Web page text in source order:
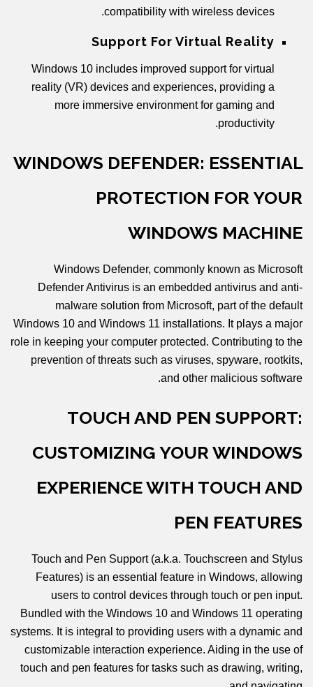
compatibility with wireless devices.
Support For Virtual Reality
Windows 10 includes improved support for virtual
reality (VR) devices and experiences, providing a
more immersive environment for gaming and
productivity.
WINDOWS DEFENDER: ESSENTIAL
PROTECTION FOR YOUR
WINDOWS MACHINE
Windows Defender, commonly known as Microsoft
Defender Antivirus is an embedded antivirus and anti-
malware solution from Microsoft, part of the default
Windows 10 and Windows 11 installations. It plays a major
role in keeping your computer protected. Contributing to the
prevention of threats such as viruses, spyware, rootkits,
and other malicious software.
TOUCH AND PEN SUPPORT:
CUSTOMIZING YOUR WINDOWS
EXPERIENCE WITH TOUCH AND
PEN FEATURES
Touch and Pen Support (a.k.a. Touchscreen and Stylus
Features) is an essential feature in Windows, allowing
users to control devices through touch or pen input.
Bundled with the Windows 10 and Windows 11 operating
systems. It is integral to providing users with a dynamic and
customizable interaction experience. Aiding in the use of
touch and pen features for tasks such as drawing, writing,